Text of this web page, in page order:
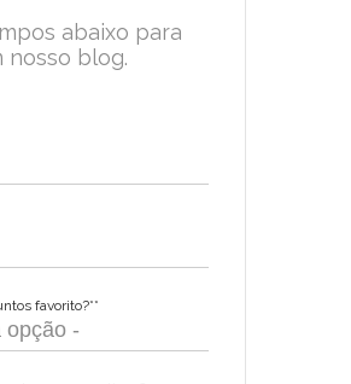
abaixo para
nosso blog.
favorito?**